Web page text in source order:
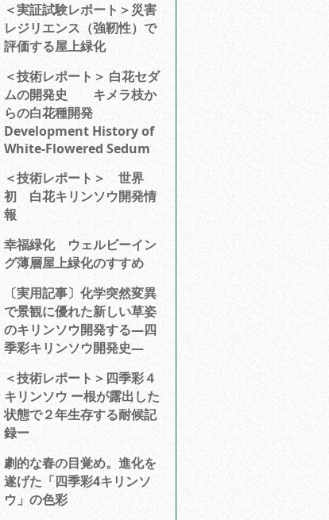
＜実証試験レポート＞災害
レジリエンス（強靭性）で
評価する屋上緑化
＜技術レポート＞ 白花セダ
ムの開発史 キメラ枝か
らの白花種開発
Development History of
White-Flowered Sedum
＜技術レポート＞ 世界
初 白花キリンソウ開発情
報
幸福緑化 ウェルビーイン
グ薄層屋上緑化のすすめ
〔実用記事〕化学突然変異
で景観に優れた新しい草姿
のキリンソウ開発する―四
季彩キリンソウ開発史―
＜技術レポート＞四季彩４
キリンソウ ー根が露出した
状態で２年生存する耐候記
録ー
劇的な春の目覚め。進化を
遂げた「四季彩4キリンソ
ウ」の色彩